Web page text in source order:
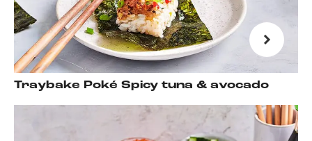
Traybake Poké Spicy tuna & avocado